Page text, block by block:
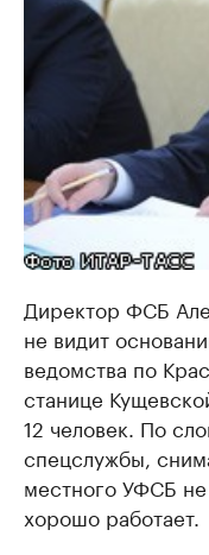
Директор ФСБ
не видит
ведомства по
станице
12 человек. По
спецслужбы,
местного УФСБ не
хорошо работает.